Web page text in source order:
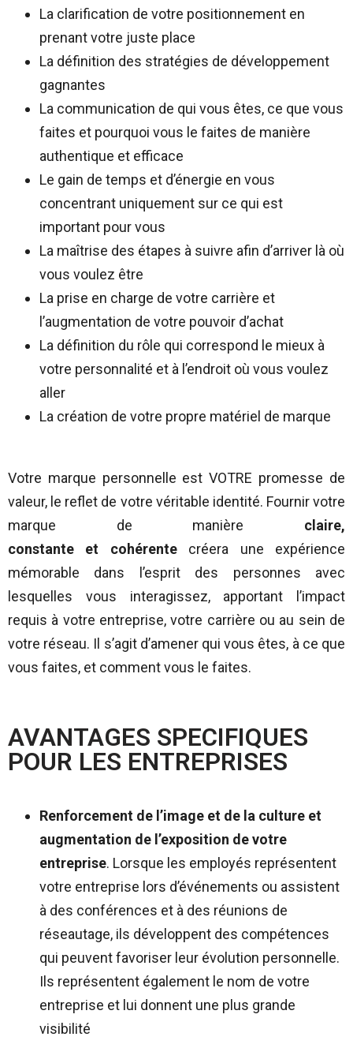
La clarification de votre positionnement en
prenant votre juste place
La définition des stratégies de développement
gagnantes
La communication de qui vous êtes, ce que vous
faites et pourquoi vous le faites de manière
authentique et efficace
Le gain de temps et d’énergie en vous
concentrant uniquement sur ce qui est
important pour vous
La maîtrise des étapes à suivre afin d’arriver là où
vous voulez être
La prise en charge de votre carrière et
l’augmentation de votre pouvoir d’achat
La définition du rôle qui correspond le mieux à
votre personnalité et à l’endroit où vous voulez
aller
La création de votre propre matériel de marque
Votre marque personnelle est VOTRE promesse de
valeur, le reflet de votre véritable identité. Fournir votre
marque de manière claire,
constante et cohérentecréera une expérience
mémorable dans l’esprit des personnes avec
lesquelles vous interagissez, apportant l’impact
requis à votre entreprise, votre carrière ou au sein de
votre réseau. Il s’agit d’amener qui vous êtes, à ce que
vous faites, et comment vous le faites.
AVANTAGES SPECIFIQUES
POUR LES ENTREPRISES
Renforcement de l’image et de la culture et
augmentation de l’exposition de votre
entreprise. Lorsque les employés représentent
votre entreprise lors d’événements ou assistent
à des conférences et à des réunions de
réseautage, ils développent des compétences
qui peuvent favoriser leur évolution personnelle.
Ils représentent également le nom de votre
entreprise et lui donnent une plus grande
visibilité